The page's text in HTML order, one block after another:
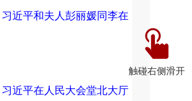
触碰右侧滑开
近平和夫人彭丽媛同李在
近平在人民大会堂北大厅